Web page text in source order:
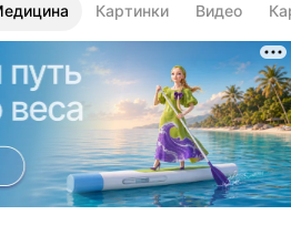
Картинки Видео